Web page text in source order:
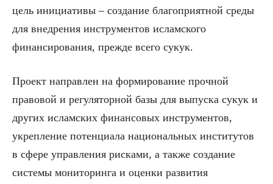
цель инициативы – создание благоприятной среды
для внедрения инструментов исламского
финансирования, прежде всего сукук.
Проект направлен на формирование прочной
правовой и регуляторной базы для выпуска сукук и
других исламских финансовых инструментов,
укрепление потенциала национальных институтов
в сфере управления рисками, а также создание
системы мониторинга и оценки развития